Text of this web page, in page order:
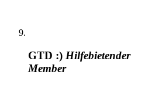
GTD :) Hilfebietender
Member